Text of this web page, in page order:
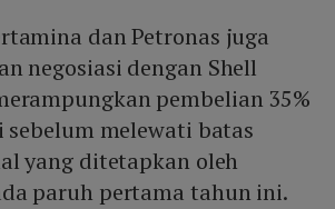
dan Petronas juga
negosiasi dengan Shell
pembelian 35%
melewati batas
yang ditetapkan oleh
paruh pertama tahun ini.